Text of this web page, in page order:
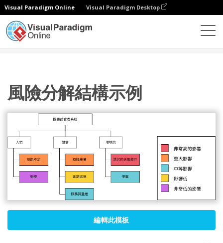
Visual Paradigm Online Visual Paradigm Desktop
風險分解結構示例
編輯此模板